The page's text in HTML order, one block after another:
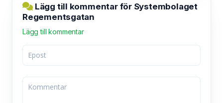
Lägg till kommentar för Systembolaget
Regementsgatan
Lägg till kommentar